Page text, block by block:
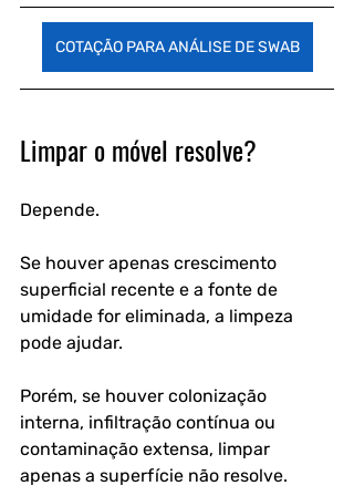
COTAÇÃO PARA ANÁLISE DE SWAB
Limpar o móvel resolve?
Depende.
Se houver apenas crescimento
superficial recente e a fonte de
umidade for eliminada, a limpeza
pode ajudar.
Porém, se houver colonização
interna, infiltração contínua ou
contaminação extensa, limpar
apenas a superfície não resolve.